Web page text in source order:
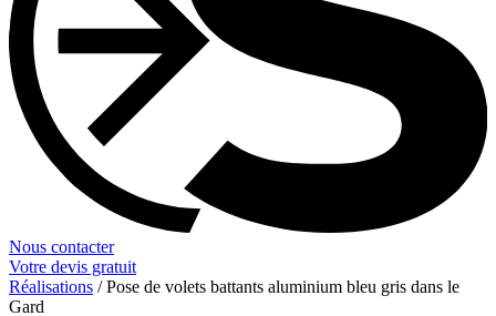
Nous contacter
Votre devis gratuit
Réalisations / Pose de volets battants aluminium bleu gris dans le
Gard